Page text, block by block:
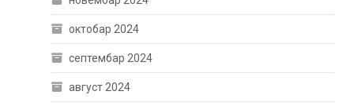
октобар 2024
септембар 2024
август 2024